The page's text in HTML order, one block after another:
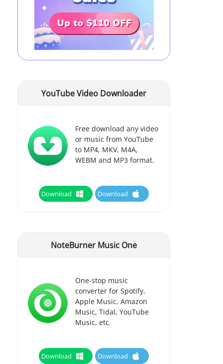
YouTube Video Downloader
Free download any video
or music from YouTube
to MP4, MKV, M4A,
WEBM and MP3 format.
Download Download
NoteBurner Music One
One-stop music
converter for Spotify,
Apple Music, Amazon
Music, Tidal, YouTube
Music, etc.
Download Download